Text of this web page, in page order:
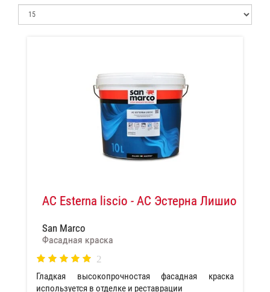
AC Esterna liscio - АС Эстерна Лишио
San Marco
Фасадная краска
2
Гладкая высокопрочностая фасадная краска
используется в отделке и реставрации